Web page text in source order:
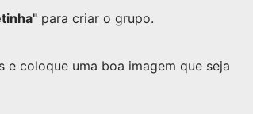
para criar o grupo.
e coloque uma boa imagem que seja